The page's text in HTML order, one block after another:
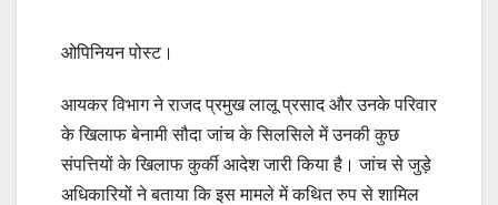
ओपिनियन पोस्ट।
आयकर विभाग ने राजद प्रमुख लालू प्रसाद और उनके परिवार
के खिलाफ बेनामी सौदा जांच के सिलसिले में उनकी कुछ
संपत्तियों के खिलाफ कुर्की आदेश जारी किया है। जांच से जुड़े
अधिकारियों ने बताया कि इस मामले में कथित रुप से शामिल